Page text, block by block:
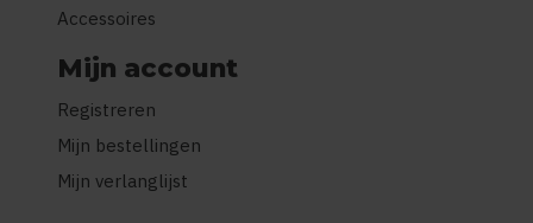
Accessoires
Mijn account
Registreren
Mijn bestellingen
Mijn verlanglijst